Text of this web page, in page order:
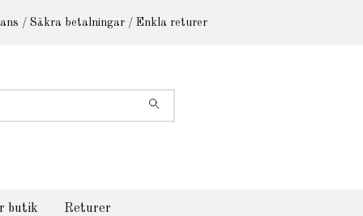
/ Säkra betalningar / Enkla returer
butik Returer